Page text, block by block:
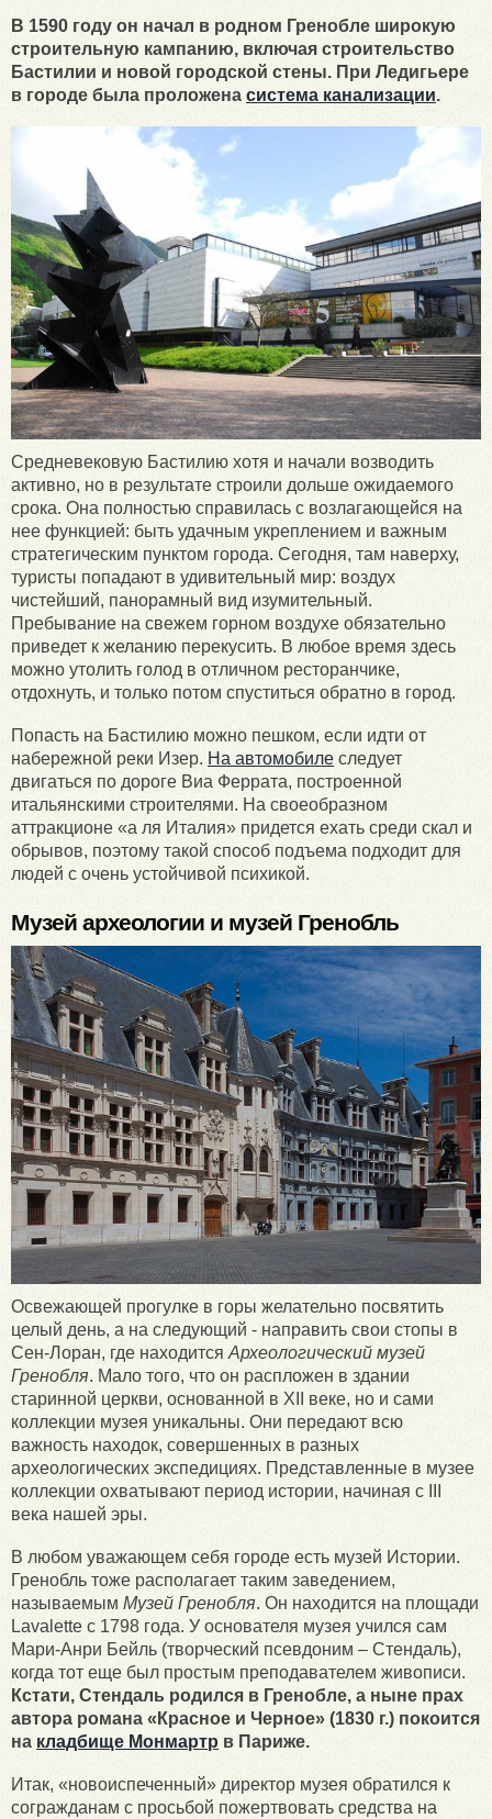
В 1590 году он начал в родном Гренобле широкую
строительную кампанию, включая строительство
Бастилии и новой городской стены. При Ледигьере
в городе была проложена система канализации.
Средневековую Бастилию хотя и начали возводить
активно, но в результате строили дольше ожидаемого
срока. Она полностью справилась с возлагающейся на
нее функцией: быть удачным укреплением и важным
стратегическим пунктом города. Сегодня, там наверху,
туристы попадают в удивительный мир: воздух
чистейший, панорамный вид изумительный.
Пребывание на свежем горном воздухе обязательно
приведет к желанию перекусить. В любое время здесь
можно утолить голод в отличном ресторанчике,
отдохнуть, и только потом спуститься обратно в город.
Попасть на Бастилию можно пешком, если идти от
набережной реки Изер. На автомобиле следует
двигаться по дороге Виа Феррата, построенной
итальянскими строителями. На своеобразном
аттракционе «а ля Италия» придется ехать среди скал и
обрывов, поэтому такой способ подъема подходит для
людей с очень устойчивой психикой.
Музей археологии и музей Гренобль
Освежающей прогулке в горы желательно посвятить
целый день, а на следующий - направить свои стопы в
Сен-Лоран, где находится Археологический музей
Гренобля. Мало того, что он распложен в здании
старинной церкви, основанной в XII веке, но и сами
коллекции музея уникальны. Они передают всю
важность находок, совершенных в разных
археологических экспедициях. Представленные в музее
коллекции охватывают период истории, начиная с III
века нашей эры.
В любом уважающем себя городе есть музей Истории.
Гренобль тоже располагает таким заведением,
называемым Музей Гренобля. Он находится на площади
Lavalette с 1798 года. У основателя музея учился сам
Мари-Анри Бейль (творческий псевдоним – Стендаль),
когда тот еще был простым преподавателем живописи.
Кстати, Стендаль родился в Гренобле, а ныне прах
автора романа «Красное и Черное» (1830 г.) покоится
на кладбище Монмартр в Париже.
Итак, «новоиспеченный» директор музея обратился к
согражданам с просьбой пожертвовать средства на